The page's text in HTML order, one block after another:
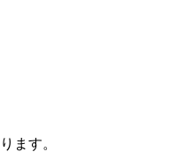
ます。